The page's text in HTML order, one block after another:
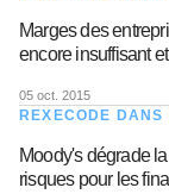
Marges des
encore insuffisant
05 oct. 2015
REXECODE
Moody's dégrade
risques pour les